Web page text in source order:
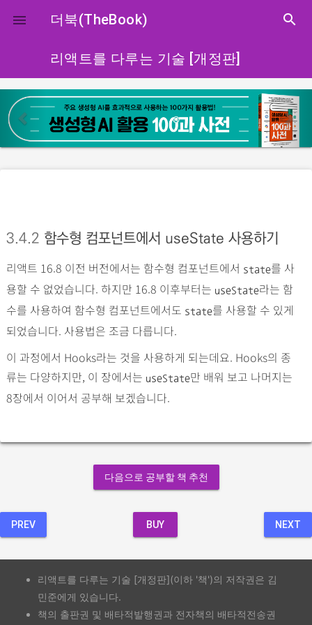
close
 더북(TheBook) search
리액트를 다루는 기술 [개정판]
p
r
e
s
n
e
x
3.4.2 함수형 컴포넌트에서 useState 사용하기
리액트 16.8 이전 버전에서는 함수형 컴포넌트에서 state를 사
용할 수 없었습니다. 하지만 16.8 이후부터는 useState라는 함
수를 사용하여 함수형 컴포넌트에서도 state를 사용할 수 있게
되었습니다. 사용법은 조금 다릅니다.
이 과정에서 Hooks라는 것을 사용하게 되는데요. Hooks의 종
류는 다양하지만, 이 장에서는 useState만 배워 보고 나머지는
8장에서 이어서 공부해 보겠습니다.
다음으로 공부할 책 추천
PREV BUY NEXT
리액트를 다루는 기술 [개정판](이하 '책')의 저작권은 김
민준에게 있습니다.
책의 출판권 및 배타적발행권과 전자책의 배타적전송권